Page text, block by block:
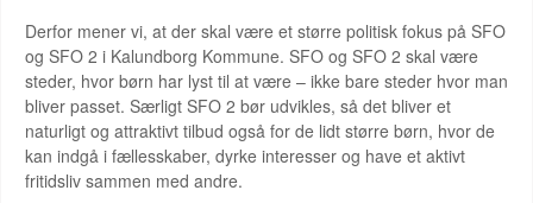
Derfor mener vi, at der skal være et større politisk fokus på SFO
og SFO 2 i Kalundborg Kommune. SFO og SFO 2 skal være
steder, hvor børn har lyst til at være – ikke bare steder hvor man
bliver passet. Særligt SFO 2 bør udvikles, så det bliver et
naturligt og attraktivt tilbud også for de lidt større børn, hvor de
kan indgå i fællesskaber, dyrke interesser og have et aktivt
fritidsliv sammen med andre.